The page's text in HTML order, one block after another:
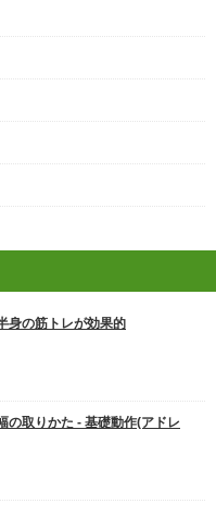
身の筋トレが効果的
の取りかた ‐ 基礎動作(アドレ